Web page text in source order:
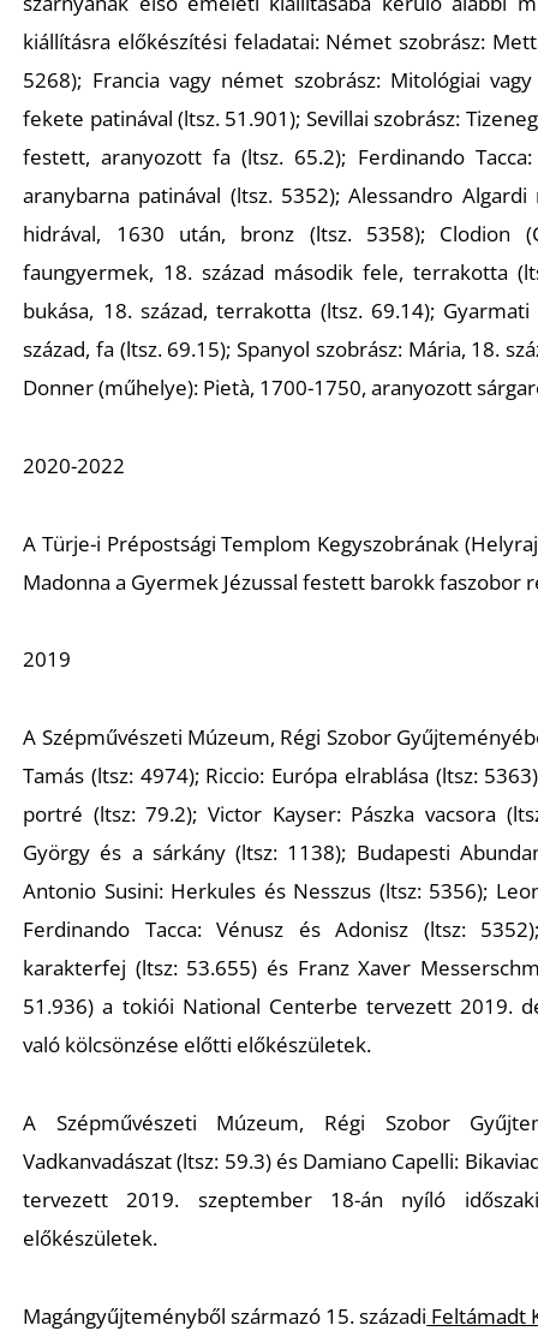
kiállításra előkészítési feladatai: Német szobrász:
5268); Francia vagy német szobrász: Mitológiai
fekete patinával (ltsz. 51.901); Sevillai szobrász:
festett, aranyozott fa (ltsz. 65.2); Ferdinando
aranybarna patinával (ltsz. 5352); Alessandro
hidrával, 1630 után, bronz (ltsz. 5358); Clodion
faungyermek, 18. század második fele, terrakotta
bukása, 18. század, terrakotta (ltsz. 69.14);
század, fa (ltsz. 69.15); Spanyol szobrász: Mária, 18.
Donner (műhelye): Pietà, 1700-1750, aranyozott
2020-2022
A Türje-i Prépostsági Templom Kegyszobrának
Madonna a Gyermek Jézussalfestett barokk faszobor
2019
A Szépművészeti Múzeum, Régi Szobor
Tamás (ltsz: 4974); Riccio: Európa elrablása (ltsz:
portré (ltsz: 79.2); Victor Kayser: Pászka vacsora
György és a sárkány(ltsz: 1138); Budapesti
Antonio Susini: Herkules és Nesszus (ltsz: 5356);
Ferdinando Tacca: Vénusz és Adonisz (ltsz:
karakterfej (ltsz: 53.655) és Franz Xaver
51.936) a tokiói National Centerbe tervezett 2019.
való kölcsönzése előtti előkészületek.
A Szépművészeti Múzeum, Régi Szobor
Vadkanvadászat(ltsz: 59.3) és Damiano Capelli:
tervezett 2019. szeptember 18-án nyíló
előkészületek.
Magángyűjteményből származó 15. századi Feltámadt